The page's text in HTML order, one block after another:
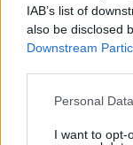
IAB’s list of
also be disclosed
Downstream
Please note that
not limited to
Personal
I want to opt-
Πλοίο δέχθηκε
Ασφαλές το
πριν 14 λεπτά
Χωρίς ενεργό